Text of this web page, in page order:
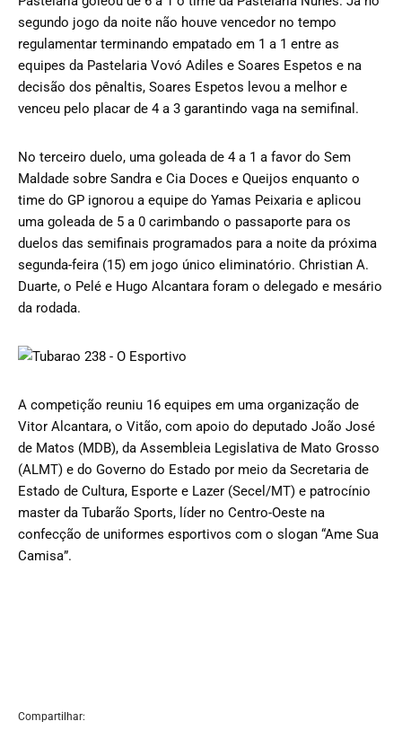
segundo jogo da noite não houve vencedor no tempo
regulamentar terminando empatado em 1 a 1 entre as
equipes da Pastelaria Vovó Adiles e Soares Espetos e na
decisão dos pênaltis, Soares Espetos levou a melhor e
venceu pelo placar de 4 a 3 garantindo vaga na semifinal.
No terceiro duelo, uma goleada de 4 a 1 a favor do Sem
Maldade sobre Sandra e Cia Doces e Queijos enquanto o
time do GP ignorou a equipe do Yamas Peixaria e aplicou
uma goleada de 5 a 0 carimbando o passaporte para os
duelos das semifinais programados para a noite da próxima
segunda-feira (15) em jogo único eliminatório. Christian A.
Duarte, o Pelé e Hugo Alcantara foram o delegado e mesário
da rodada.
A competição reuniu 16 equipes em uma organização de
Vitor Alcantara, o Vitão, com apoio do deputado João José
de Matos (MDB), da Assembleia Legislativa de Mato Grosso
(ALMT) e do Governo do Estado por meio da Secretaria de
Estado de Cultura, Esporte e Lazer (Secel/MT) e patrocínio
master da Tubarão Sports, líder no Centro-Oeste na
confecção de uniformes esportivos com o slogan “Ame Sua
Camisa”.
Compartilhar: